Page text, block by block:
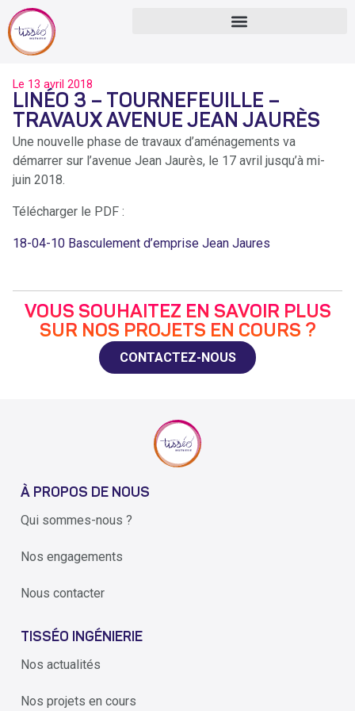
Le 13 avril 2018
LINÉO 3 – TOURNEFEUILLE –
TRAVAUX AVENUE JEAN JAURÈS
Une nouvelle phase de travaux d’aménagements va
démarrer sur l’avenue Jean Jaurès, le 17 avril jusqu’à mi-
juin 2018.
Télécharger le PDF :
18-04-10 Basculement d’emprise Jean Jaures
VOUS SOUHAITEZ EN SAVOIR PLUS
SUR NOS PROJETS EN COURS ?
CONTACTEZ-NOUS
À PROPOS DE NOUS
Qui sommes-nous ?
Nos engagements
Nous contacter
TISSÉO INGÉNIERIE
Nos actualités
Nos projets en cours